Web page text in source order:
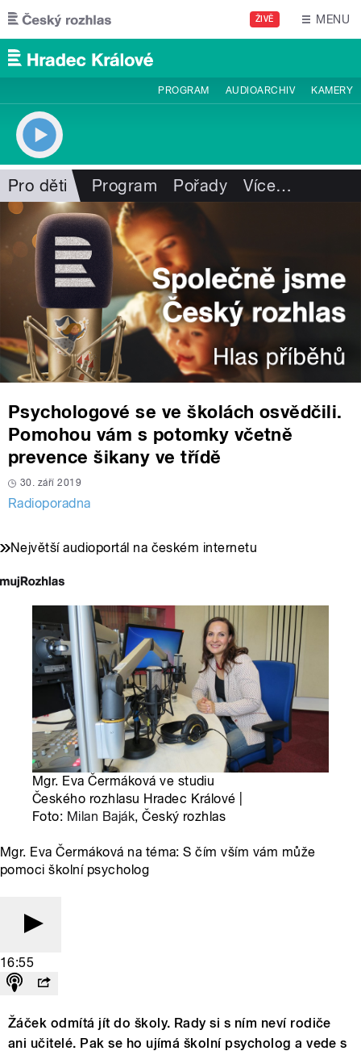
Přejít k hlavnímu obsahu
ŽIVĚ MENU
PROGRAM AUDIOARCHIV KAMERY
Pro děti Program Pořady Více…
Psychologové se ve školách osvědčili.
Pomohou vám s potomky včetně
prevence šikany ve třídě
30. září 2019
Radioporadna
Největší audioportál na českém internetu
Mgr. Eva Čermáková ve studiu
Českého rozhlasu Hradec Králové |
Foto: Milan Baják, Český rozhlas
Mgr. Eva Čermáková na téma: S čím vším vám může
pomoci školní psycholog
16:55
Žáček odmítá jít do školy. Rady si s ním neví rodiče
ani učitelé. Pak se ho ujímá školní psycholog a vede s